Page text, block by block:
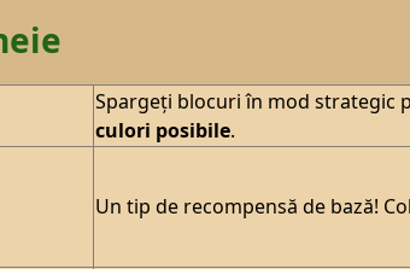
Spargeți blocuri în mod strategic
culori posibile.
Un tip de recompensă de bază!